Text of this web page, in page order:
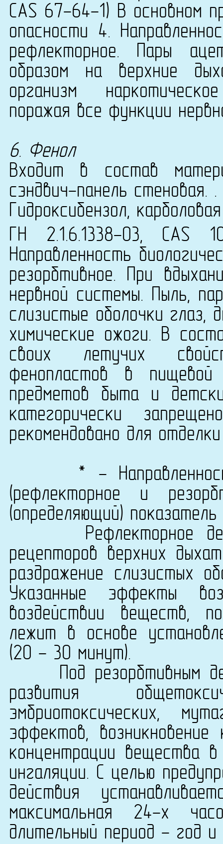
CAS 67-64-1) В основном
опасности 4.
рефлекторное. Пары
образом на верхние
организм
поражая все функции
6. Фенол
Входит в состав
сэндвич-панель стеновая. .
Гидроксибензол,
ГН 2.1.6.1338-03, CAS
Направленность
резорбтивное. При
нервной системы. Пыль,
слизистые оболочки глаз,
химические ожоги. В
своих летучих
фенопластов в пищевой
предметов быта и
категорически
рекомендовано для
* - Направленность
(рефлекторное и
(определяющий)
Рефлекторное
рецепторов верхних
раздражение слизистых
Указанные эффекты
воздействии веществ,
лежит в основе
(20 - 30 минут).
Под резорбтивным
развития
эмбриотоксических,
эффектов,
концентрации вещества
ингаляции. С целью
действия
максимальная 24-х
длительный период - год и